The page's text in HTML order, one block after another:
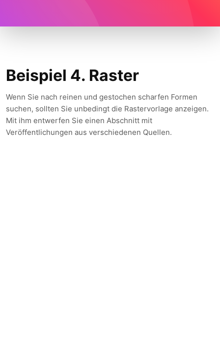
Beispiel 4. Raster
Wenn Sie nach reinen und gestochen scharfen Formen
suchen, sollten Sie unbedingt die Rastervorlage anzeigen.
Mit ihm entwerfen Sie einen Abschnitt mit
Veröffentlichungen aus verschiedenen Quellen.